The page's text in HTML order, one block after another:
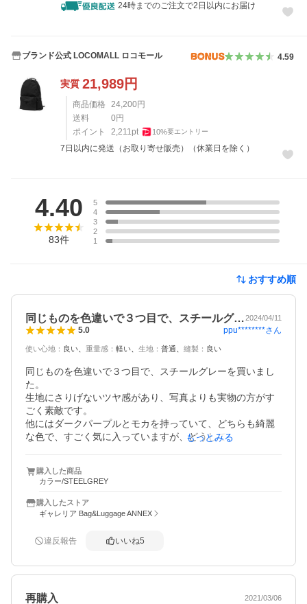
24時までのご注文で2日以内にお届け
ブランド公式 LOCOMALL ロコモール 4.59
実質 21,989円
商品価格 24,200円
送料
0円
ポイント
2,211 pt 10%要エントリー
7日以内に発送（お取り寄せ販売）（休業日を除く）
4.40
83件
5
4
3
2
1
おすすめ順
同じものを色違いで３つ目で、スチールグ…2024/04/11
5.0 ppu********さん
使い心地 ： 良い 重量感 ： 軽い 生地 ： 普通 縫製 ： 良い
同じものを色違いで３つ目で、スチールグレーを買いまし
た。
生地にさりげないツヤ感があり、写真よりも実物の方がす
ごく素敵です。
他にはダークパープルとモカを持っていて、どちらも綺麗
な色で、すごく気に入っていますが、どうしても合わない
がカーキのニュアンスもあり、素敵な色で、とても気に入
りました！
このワンサイズ下のニュータイニーデイパックも持ってい
ますが、デイリーデイパックの方がショルダーパットが厚
めです。
150cm前半で痩せ型ですが、見た目も大きすぎることない
1つだけ、ファスナーにかぶさっている部分の布は、そのま
もっとみる
購入した商品
カラー/STEELGREY
購入したストア
ギャレリア Bag&Luggage ANNEX
違反報告 いいね5
再購入 2021/03/06